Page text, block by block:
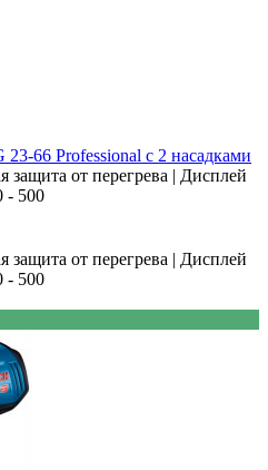
66 Professional с 2 насадками
защита от перегрева | Дисплей
- 500
защита от перегрева | Дисплей
- 500